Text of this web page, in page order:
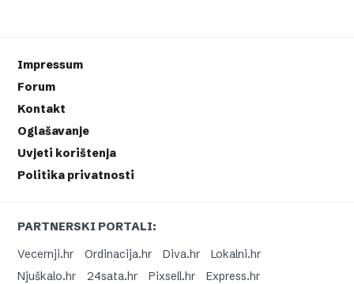
Impressum
Forum
Kontakt
Oglašavanje
Uvjeti korištenja
Politika privatnosti
PARTNERSKI PORTALI:
Vecernji.hr
Ordinacija.hr Diva.hr
Lokalni.hr
Njuškalo.hr
24sata.hr Pixsell.hr
Express.hr